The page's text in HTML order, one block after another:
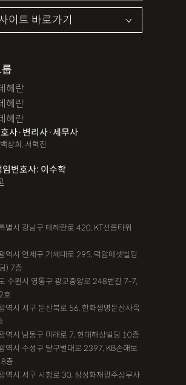
헤란
헤란
헤란
사·변리사·세무사
상희, 서혁진
임변호사: 이수학
별시 강남구 테헤란로 420, KT선릉타워
역시 연제구 거제대로 295, 덕암에셋빌딩
) 7층
수원시 영통구 광교중앙로 248번길 7-7,
호
역시 서구 둔산북로 56, 한화생명둔산사옥
역시 남동구 미래로 7, 현대해상빌딩 10층
역시 수성구 달구벌대로 2397, KB손해보
층
역시 서구 시청로 30, 삼성화재광주상무사